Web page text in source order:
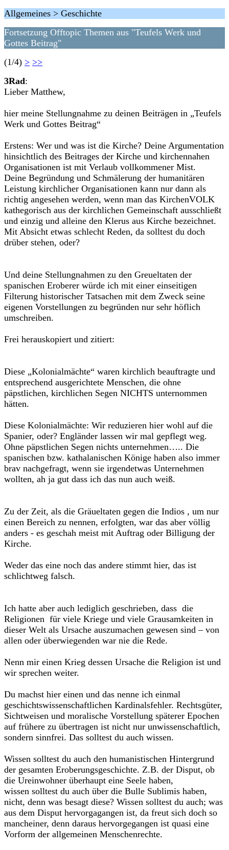
Allgemeines > Geschichte
Fortsetzung Offtopic Themen aus "Teufels Werk und
Gottes Beitrag"
(1/4) > >>
3Rad:
Lieber Matthew,
hier meine Stellungnahme zu deinen Beiträgen in „Teufels
Werk und Gottes Beitrag“
Erstens: Wer und was ist die Kirche? Deine Argumentation
hinsichtlich des Beitrages der Kirche und kirchennahen
Organisationen ist mit Verlaub vollkommener Mist.
Deine Begründung und Schmälerung der humanitären
Leistung kirchlicher Organisationen kann nur dann als
richtig angesehen werden, wenn man das KirchenVOLK
kathegorisch aus der kirchlichen Gemeinschaft ausschließt
und einzig und alleine den Klerus aus Kirche bezeichnet.
Mit Absicht etwas schlecht Reden, da solltest du doch
drüber stehen, oder?
Und deine Stellungnahmen zu den Greueltaten der
spanischen Eroberer würde ich mit einer einseitigen
Filterung historischer Tatsachen mit dem Zweck seine
eigenen Vorstellungen zu begründen nur sehr höflich
umschreiben.
Frei herauskopiert und zitiert:
Diese „Kolonialmächte“ waren kirchlich beauftragte und
entsprechend ausgerichtete Menschen, die ohne
päpstlichen, kirchlichen Segen NICHTS unternommen
hätten.
Diese Kolonialmächte: Wir reduzieren hier wohl auf die
Spanier, oder? Engländer lassen wir mal gepflegt weg.
Ohne päpstlichen Segen nichts unternehmen….. Die
spanischen bzw. kathalanischen Könige haben also immer
brav nachgefragt, wenn sie irgendetwas Unternehmen
wollten, ah ja gut dass ich das nun auch weiß.
Zu der Zeit, als die Gräueltaten gegen die Indios , um nur
einen Bereich zu nennen, erfolgten, war das aber völlig
anders - es geschah meist mit Auftrag oder Billigung der
Kirche.
Weder das eine noch das andere stimmt hier, das ist
schlichtweg falsch.
Ich hatte aber auch lediglich geschrieben, dass die
Religionen für viele Kriege und viele Grausamkeiten in
dieser Welt als Ursache auszumachen gewesen sind – von
allen oder überwiegenden war nie die Rede.
Nenn mir einen Krieg dessen Ursache die Religion ist und
wir sprechen weiter.
Du machst hier einen und das nenne ich einmal
geschichtswissenschaftlichen Kardinalsfehler. Rechtsgüter,
Sichtweisen und moralische Vorstellung späterer Epochen
auf frühere zu übertragen ist nicht nur unwissenschaftlich,
sondern sinnfrei. Das solltest du auch wissen.
Wissen solltest du auch den humanistischen Hintergrund
der gesamten Eroberungsgeschichte. Z.B. der Disput, ob
die Ureinwohner überhaupt eine Seele haben,
wissen solltest du auch über die Bulle Sublimis haben,
nicht, denn was besagt diese? Wissen solltest du auch; was
aus dem Disput hervorgagangen ist, da freut sich doch so
mancheiner, denn daraus hervorgegangen ist quasi eine
Vorform der allgemeinen Menschenrechte.